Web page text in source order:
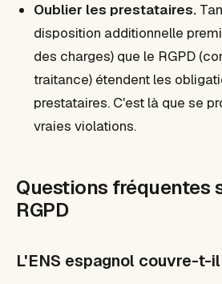
Oublier les prestataires.
disposition additionnelle
des charges) que le RGPD
traitance) étendent les
prestataires. C'est là que se
vraies violations.
Questions fréquentes
RGPD
L'ENS espagnol couvre-t-il